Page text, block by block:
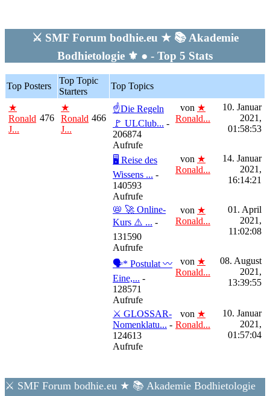
⚔ SMF Forum bodhie.eu ★ 📚 Akademie
Bodhietologie ⚜ ● - Top 5 Stats
Top Posters
Top Topic
Starters
Top Topics
★
Ronald
J...
476
★
Ronald
J...
466
☝Die Regeln
🚩 ULClub... -
206874
Aufrufe
von ★
Ronald...
10. Januar
2021,
01:58:53
🖥 Reise des
Wissens ... -
140593
Aufrufe
von ★
Ronald...
14. Januar
2021,
16:14:21
📛 🚀 Online-
Kurs ⚠️ ... -
131590
Aufrufe
von ★
Ronald...
01. April
2021,
11:02:08
🗣* Postulat 〰
Eine,... -
128571
Aufrufe
von ★
Ronald...
08. August
2021,
13:39:55
⚔ GLOSSAR-
Nomenklatu... -
124613
Aufrufe
von ★
Ronald...
10. Januar
2021,
01:57:04
⚔ SMF Forum bodhie.eu ★ 📚 Akademie Bodhietologie